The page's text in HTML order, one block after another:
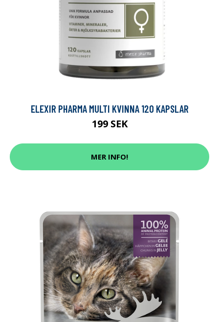
ELEXIR PHARMA MULTI KVINNA 120 KAPSLAR
199 SEK
MER INFO!